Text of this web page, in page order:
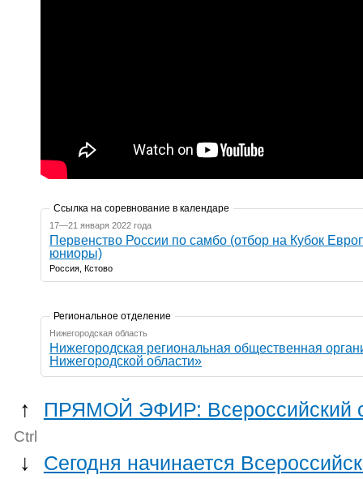
Ссылка на соревнование в календаре
17—21 января 2022 года
Первенство России по самбо (отбор на Кубок
юниоры)
Россия, Кстово
Региональное отделение
Нижегородская область
Нижегородская региональная общественная
Нижегородской области»
↑ ПРЯМОЙ ЭФИР: Всероссийский
Ctrl
↓ Сегодня начинается